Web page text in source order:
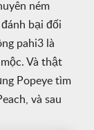
ném
bại đối
pahi3 là
Và thật
Popeye tìm
và sau